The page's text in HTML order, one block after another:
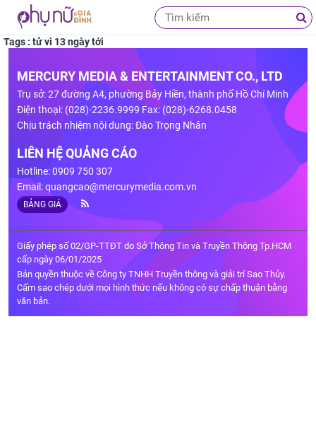
Tags : tử vi 13 ngày tới
MERCURY MEDIA & ENTERTAINMENT CO., LTD
Trụ sở: 27 đường A4, phường Bảy Hiền, thành phố Hồ Chí Minh
Điện thoại: (028)-2236.9999 Fax: (028)-6268.0458
Chịu trách nhiệm nội dung: Đào Trọng Nhân
LIÊN HỆ QUẢNG CÁO
Hotline: 0909 750 307
Email:quangcao@mercurymedia.com.vn
BẢNG GIÁ
Giấy phép số 02/GP-TTĐT do Sở Thông Tin và Truyền Thông Tp.HCM
cấp ngày 06/01/2025
Bản quyền thuộc về Công ty TNHH Truyền thông và giải trí Sao Thủy.
Cấm sao chép dưới mọi hình thức nếu không có sự chấp thuận bằng
văn bản.